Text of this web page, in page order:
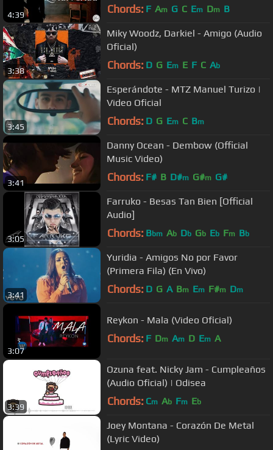
4:39 Chords: F Am G C Em Dm B
3:38
Miky Woodz, Darkiel - Amigo (Audio
Oficial)
Chords: D G Em E F C Ab
3:45
Esperándote - MTZ Manuel Turizo |
Video Oficial
Chords: D G Em C Bm
3:41
Danny Ocean - Dembow (Official
Music Video)
Chords: F# B D#m G#m G#
3:05
Farruko - Besas Tan Bien [Official
Audio]
Chords: Bbm Ab Db Gb Eb Fm Bb
3:41
Yuridia - Amigos No por Favor
(Primera Fila) (En Vivo)
Chords: D G A Bm Em F#m Dm
3:07
Reykon - Mala (Video Oficial)
Chords: F Dm Am D Em A
3:39
Ozuna feat. Nicky Jam - Cumpleaños
(Audio Oficial) | Odisea
Chords: Cm Ab Fm Eb
Joey Montana - Corazón De Metal
(Lyric Video)